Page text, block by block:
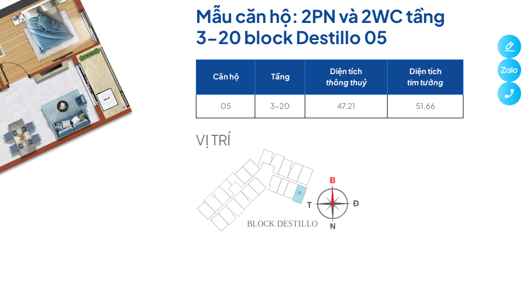
Mẫu căn hộ: 2PN và 2WC tầng
3-20 block Destillo 05
Căn hộ Tầng
Diện tích
thông thuỷ
Diện tích
tim tường
05 3-20 47.21 51.66
VỊ TRÍ